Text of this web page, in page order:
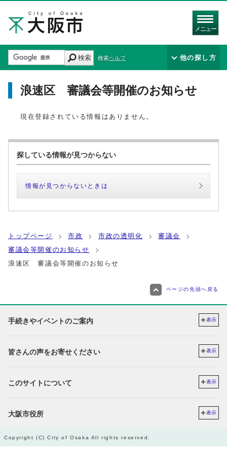
メニュー
検索 検索ヘルプ 他の探し方
浪速区 審議会等開催のお知らせ
現在登録されている情報はありません。
探している情報が見つからない
情報が見つからないときは
トップページ 市政 市政の透明化
審議会
審議会等開催のお知らせ
浪速区 審議会等開催のお知らせ
ページの先頭へ戻る
手続きやイベントのご案内 表示
皆さんの声をお寄せください 表示
このサイトについて 表示
大阪市役所 表示
Copyright (C) City of Osaka All rights reserved.